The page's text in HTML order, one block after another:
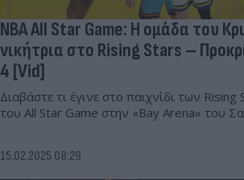
ΝΒΑ All Star Game: Η ομάδα του
νικήτρια στο Rising Stars –
4 [Vid]
Διαβάστε τι έγινε στο παιχνίδι των Rising
του All Star Game στην «Bay Arena» του
15.02.2025 08:29